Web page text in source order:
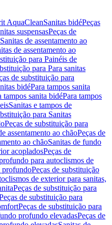
AquaCleanSanitas bidéPeças
suspensasPeças de
Sanitas de assentamento ao
de assentamento ao
para Painéis de
para Para sanitas
de substituição para
bidéPara tampos sanita
tampos sanita bidéPara tampos
Sanitas e tampos de
para Sanitas
Peças de substituição para
assentamento ao chãoPeças de
ao chãoSanitas de fundo
acopladosPeças de
para autoclismos de
profundoPeças de substituição
de exterior para sanitas,
Peças de substituição para
de substituição para
Peças de substituição para
profundo elevadasPeças de